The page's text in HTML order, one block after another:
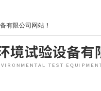
有限公司网站！